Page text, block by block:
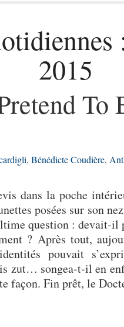
2015
To
, Bénédicte Coudière,
dans la poche
posées sur son
question : devait-
? Après tout,
pouvait
zut… songea-t-il en
façon. Fin prêt, le